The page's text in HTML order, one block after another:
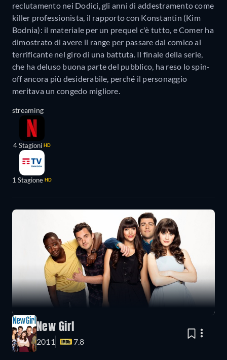
reclutamento nei Dodici, gli anni di addestramento come
killer professionista, il rapporto con Konstantin (Kim
Bodnia): il materiale per un prequel c'è tutto, e Comer ha
dimostrato di avere il range per passare dal comico al
terrificante nel giro di una battuta. Il finale della serie,
che ha deluso buona parte del pubblico, ha reso lo spin-
off ancora più desiderabile, perché il personaggio
meritava un congedo migliore.
streaming
4 Stagioni HD
1 Stagione HD
New Girl
2011 7.8